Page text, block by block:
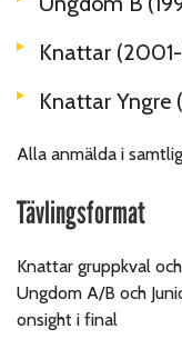
Knattar
Knattar
Alla anmälda i
Tävlingsformat
Knattar gruppkval
Ungdom A/B och
onsight i final